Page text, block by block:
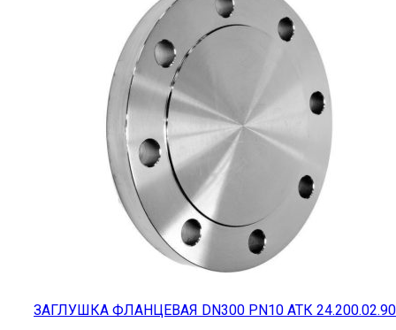
ЗАГЛУШКА ФЛАНЦЕВАЯ DN300 PN10 АТК 24.200.02.90